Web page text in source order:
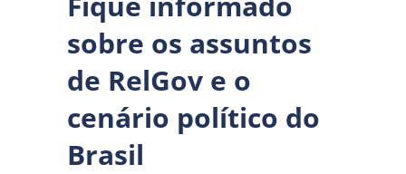
sobre os assuntos
de RelGov e o
cenário político do
Brasil